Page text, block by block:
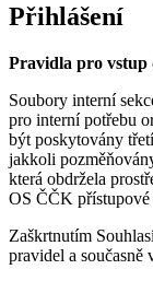
Přihlášení
Pravidla pro vstup
Soubory interní
pro interní potřebu
být poskytovány
jakkoli
která obdržela
OS ČČK přístupové
Zaškrtnutím
pravidel a současně